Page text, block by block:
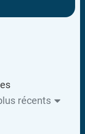
récents